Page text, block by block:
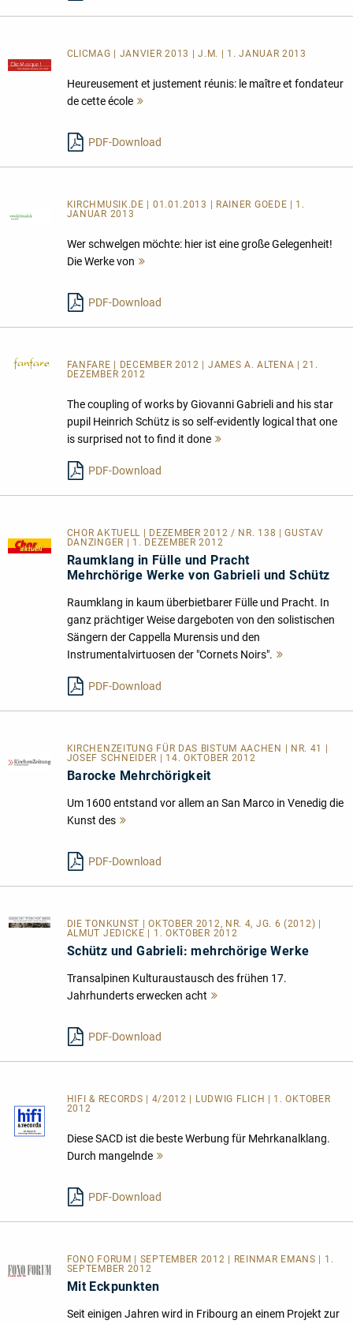
CLICMAG | JANVIER 2013 | J.M. | 1. JANUAR 2013
Heureusement et justement réunis: le maître et fondateur
de cette école
PDF-Download
KIRCHMUSIK.DE | 01.01.2013 | RAINER GOEDE | 1.
JANUAR 2013
Wer schwelgen möchte: hier ist eine große Gelegenheit!
Die Werke von
PDF-Download
FANFARE
| DECEMBER 2012 | JAMES A. ALTENA | 21.
DEZEMBER 2012
The coupling of works by Giovanni Gabrieli and his star
pupil Heinrich Schütz is so self-evidently logical that one
is surprised not to find it done
PDF-Download
CHOR AKTUELL | DEZEMBER 2012 / NR. 138 | GUSTAV
DANZINGER | 1. DEZEMBER 2012
Raumklang in Fülle und Pracht
Mehrchörige Werke von Gabrieli und Schütz
Raumklang in kaum überbietbarer Fülle und Pracht. In
ganz prächtiger Weise dargeboten von den solistischen
Sängern der Cappella Murensis und den
Instrumentalvirtuosen der "Cornets Noirs".
PDF-Download
KIRCHENZEITUNG FÜR DAS BISTUM AACHEN | NR. 41 |
JOSEF SCHNEIDER | 14. OKTOBER 2012
Barocke Mehrchörigkeit
Um 1600 entstand vor allem an San Marco in Venedig die
Kunst des
PDF-Download
DIE TONKUNST
| OKTOBER 2012, NR. 4, JG. 6 (2012) |
ALMUT JEDICKE | 1. OKTOBER 2012
Schütz und Gabrieli: mehrchörige Werke
Transalpinen Kulturaustausch des frühen 17.
Jahrhunderts erwecken acht
PDF-Download
HIFI & RECORDS | 4/2012 | LUDWIG FLICH | 1. OKTOBER
2012
Diese SACD ist die beste Werbung für Mehrkanalklang.
Durch mangelnde
PDF-Download
FONO FORUM | SEPTEMBER 2012 | REINMAR EMANS | 1.
SEPTEMBER 2012
Mit Eckpunkten
Seit einigen Jahren wird in Fribourg an einem Projekt zur